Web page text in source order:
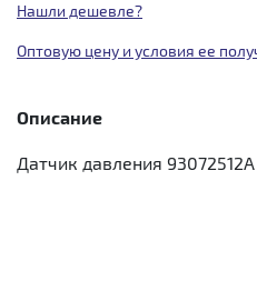
Нашли дешевле?
Оптовую цену и условия ее
Описание
Датчик давления